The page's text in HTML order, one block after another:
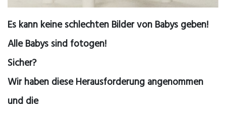
Es kann keine schlechten Bilder von Babys geben!
Alle Babys sind fotogen!
Sicher?
Wir haben diese Herausforderung angenommen
und die